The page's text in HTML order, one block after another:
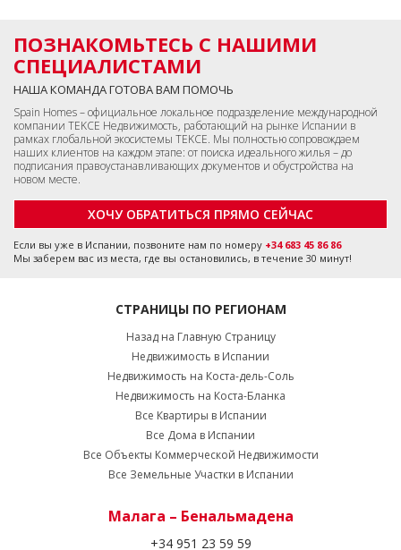
ПОЗНАКОМЬТЕСЬ С НАШИМИ
СПЕЦИАЛИСТАМИ
НАША КОМАНДА ГОТОВА ВАМ ПОМОЧЬ
Spain Homes – официальное локальное подразделение международной
компании TEKCE Недвижимость, работающий на рынке Испании в
рамках глобальной экосистемы TEKCE. Мы полностью сопровождаем
наших клиентов на каждом этапе: от поиска идеального жилья – до
подписания правоустанавливающих документов и обустройства на
новом месте.
ХОЧУ ОБРАТИТЬСЯ ПРЯМО СЕЙЧАС
Если вы уже в Испании, позвоните нам по номеру +34 683 45 86 86
Мы заберем вас из места, где вы остановились, в течение 30 минут!
СТРАНИЦЫ ПО РЕГИОНАМ
Назад на Главную Страницу
Недвижимость в Испании
Недвижимость на Коста-дель-Соль
Недвижимость на Коста-Бланка
Все Квартиры в Испании
Все Дома в Испании
Все Объекты Коммерческой Недвижимости
Все Земельные Участки в Испании
Малага – Бенальмадена
+34 951 23 59 59